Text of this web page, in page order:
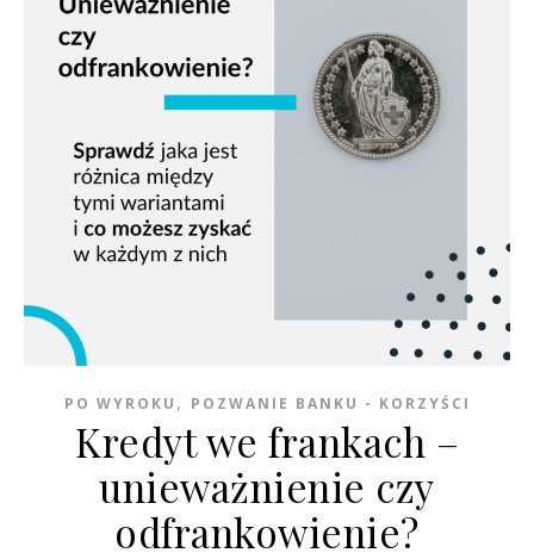
PO WYROKU , POZWANIE BANKU - KORZYŚCI
Kredyt we frankach –
unieważnienie czy
odfrankowienie?